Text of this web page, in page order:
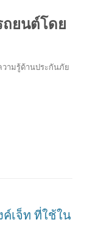
ถยนต์โดย
วามรู้ด้านประกันภัย
เจ็ท ที่ใช้ใน